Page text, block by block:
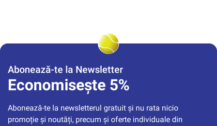
Abonează-te la Newsletter
Economisește 5%
Abonează-te la newsletterul gratuit și nu rata nicio
promoție și noutăți, precum și oferte individuale din